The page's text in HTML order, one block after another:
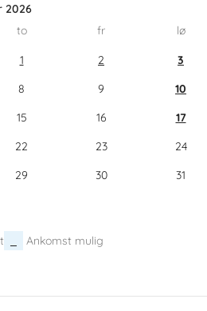
2026
to fr lø
1 2 3
8 9 10
15 16 17
22 23 24
29 30
31
Ankomst mulig